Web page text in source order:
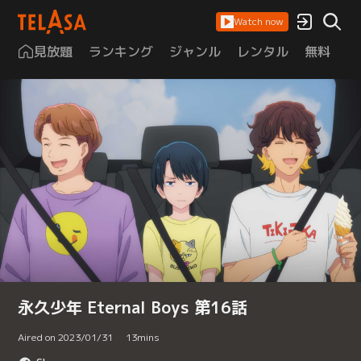
Watch now
見放題 ランキング ジャンル レンタル 無料
永久少年 Eternal Boys 第16話
Aired on 2023/01/31 13mins